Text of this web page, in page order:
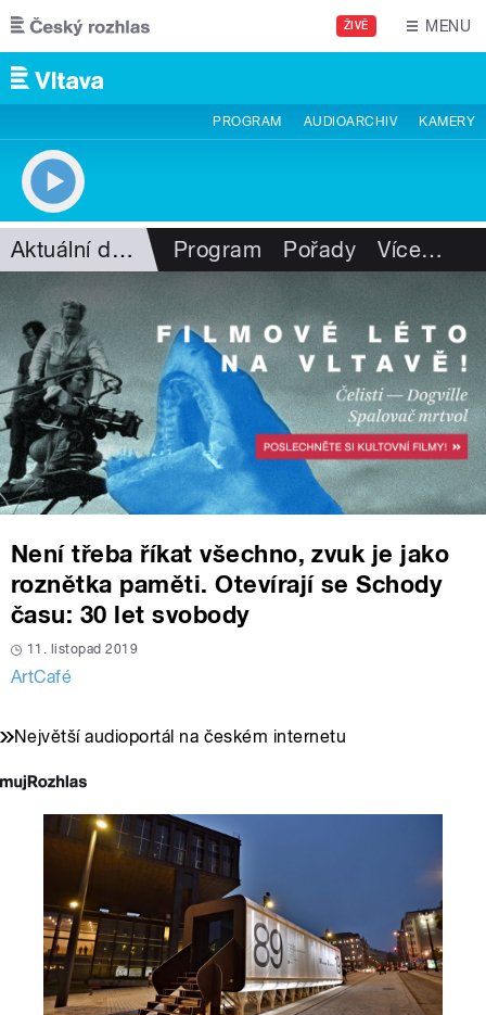
Přejít k hlavnímu obsahu
ŽIVĚ MENU
PROGRAM AUDIOARCHIV KAMERY
Aktuální dění Program Pořady Více…
Není třeba říkat všechno, zvuk je jako
roznětka paměti. Otevírají se Schody
času: 30 let svobody
11. listopad 2019
ArtCafé
Největší audioportál na českém internetu